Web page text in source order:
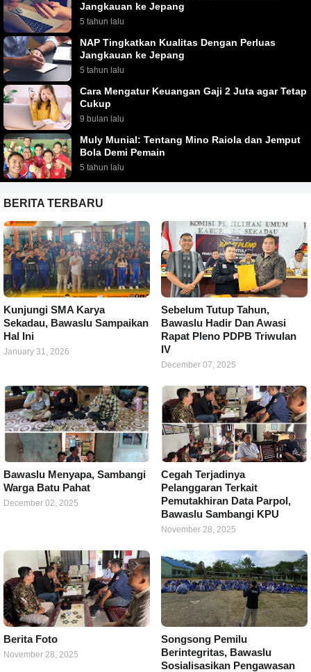
Jangkauan ke Jepang
5 tahun lalu
NAP Tingkatkan Kualitas Dengan Perluas
Jangkauan ke Jepang
5 tahun lalu
Cara Mengatur Keuangan Gaji 2 Juta agar Tetap
Cukup
9 bulan lalu
Muly Munial: Tentang Mino Raiola dan Jemput
Bola Demi Pemain
5 tahun lalu
BERITA TERBARU
Kunjungi SMA Karya
Sekadau, Bawaslu Sampaikan
Hal Ini
January 31, 2026
Sebelum Tutup Tahun,
Bawaslu Hadir Dan Awasi
Rapat Pleno PDPB Triwulan
IV
December 07, 2025
Bawaslu Menyapa, Sambangi
Warga Batu Pahat
December 02, 2025
Cegah Terjadinya
Pelanggaran Terkait
Pemutakhiran Data Parpol,
Bawaslu Sambangi KPU
November 28, 2025
Berita Foto
November 28, 2025
Songsong Pemilu
Berintegritas, Bawaslu
Sosialisasikan Pengawasan